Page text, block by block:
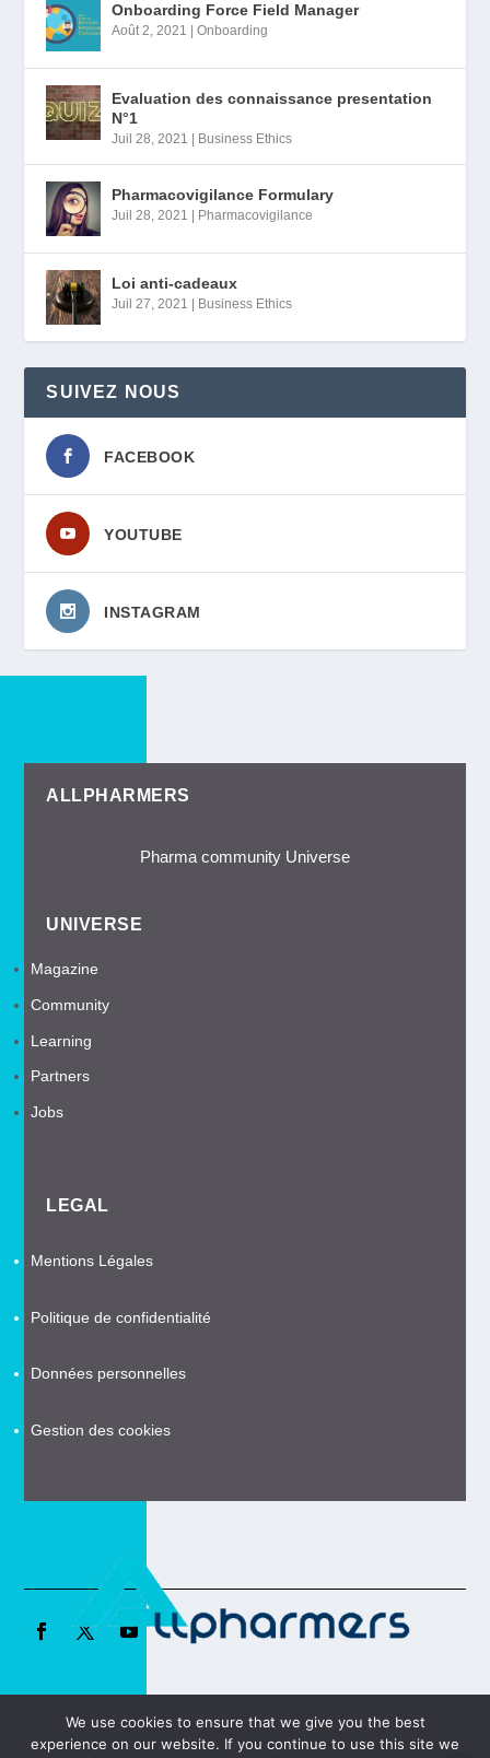
Onboarding Force Field Manager
Août 2, 2021 |Onboarding
Evaluation des connaissance presentation
N°1
Juil 28, 2021 Business Ethics
Pharmacovigilance Formulary
Juil 28, 2021 Pharmacovigilance
Loi anti-cadeaux
Juil 27, 2021 Business Ethics
SUIVEZ NOUS
FACEBOOK
YOUTUBE
INSTAGRAM
ALLPHARMERS
Pharma community Universe
UNIVERSE
Magazine
Community
Learning
Partners
Jobs
LEGAL
Mentions Légales
Politique de confidentialité
Données personnelles
Gestion des cookies
Copyright © 2021R-Komm– Tous droits réservés
We use cookies to ensure that we give you the best
experience on our website. If you continue to use this site we